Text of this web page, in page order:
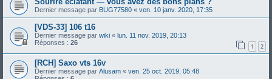
Dernier message par BUG77580 « ven. 10 janv. 2020, 17:35
[VDS-33] 106 t16
Dernier message par wiki « lun. 11 nov. 2019, 20:13
Réponses : 26 1 2
[RCH] Saxo vts 16v
Dernier message par Alusam « ven. 25 oct. 2019, 05:48